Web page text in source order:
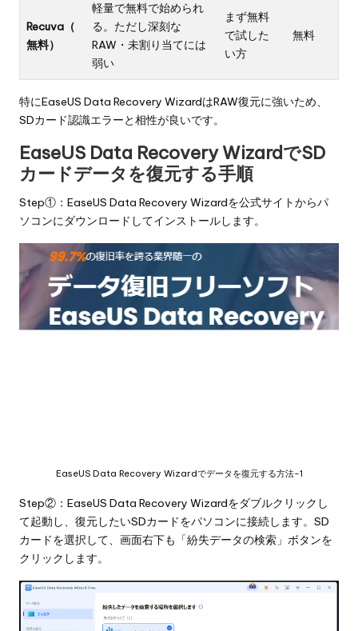
Recuva（
無料）
軽量で無料で始められ
る。ただし深刻な
RAW・未割り当てには
弱い
まず無料
で試した
い方
無料
特にEaseUS Data Recovery WizardはRAW復元に強いため、
SDカード認識エラーと相性が良いです。
EaseUS Data Recovery WizardでSD
カードデータを復元する手順
Step①： EaseUS Data Recovery Wizardを公式サイトからパ
ソコンにダウンロードしてインストールします。
EaseUS Data Recovery Wizardでデータを復元する方法-1
Step②：EaseUS Data Recovery Wizardをダブルクリックし
て起動し、復元したいSDカードをパソコンに接続します。SD
カードを選択して、画面右下も「紛失データの検索」ボタンを
クリックします。